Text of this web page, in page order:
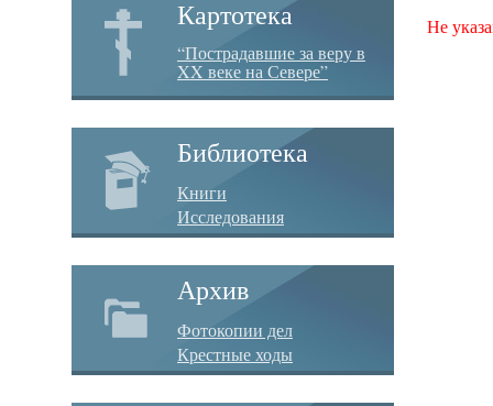
Картотека
“Пострадавшие за веру в
XX веке на Севере”
Библиотека
Книги
Исследования
Архив
Фотокопии дел
Крестные ходы
Не